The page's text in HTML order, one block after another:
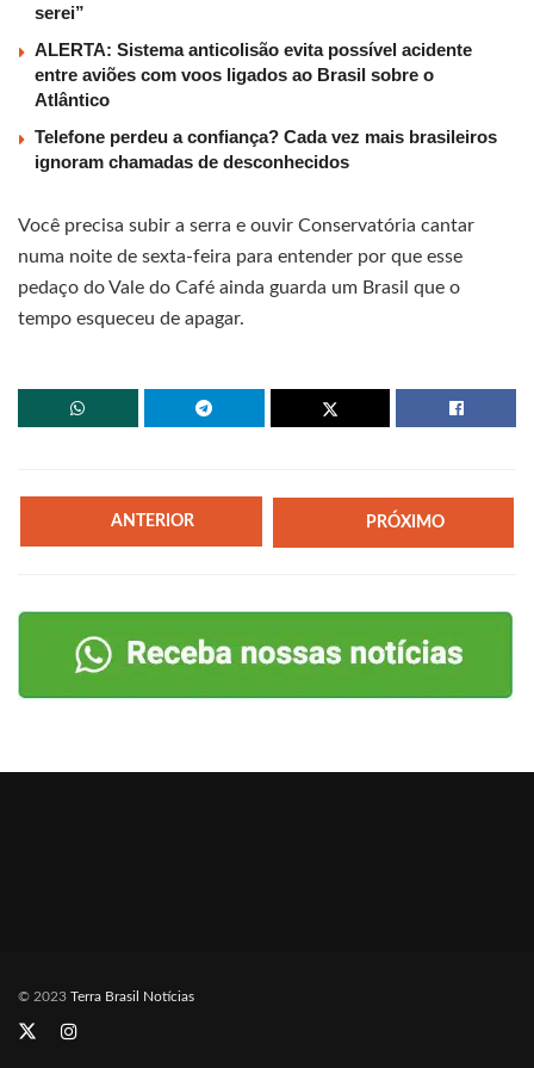
serei”
ALERTA: Sistema anticolisão evita possível acidente
entre aviões com voos ligados ao Brasil sobre o
Atlântico
Telefone perdeu a confiança? Cada vez mais brasileiros
ignoram chamadas de desconhecidos
Você precisa subir a serra e ouvir Conservatória cantar
numa noite de sexta-feira para entender por que esse
pedaço do Vale do Café ainda guarda um Brasil que o
tempo esqueceu de apagar.
ANTERIOR PRÓXIMO
© 2023 Terra Brasil Notícias